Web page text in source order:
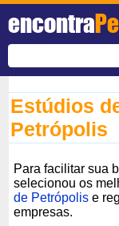
encontra
Estúdios
Petrópolis
Para facilitar sua
selecionou os
de Petrópolis e
empresas.